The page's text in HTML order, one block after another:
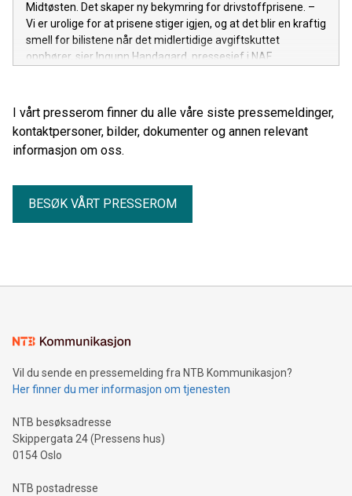
Midtøsten. Det skaper ny bekymring for drivstoffprisene. –
Vi er urolige for at prisene stiger igjen, og at det blir en kraftig
smell for bilistene når det midlertidige avgiftskuttet
opphører, sier Ingunn Handagard, pressesjef i NAF.
I vårt presserom finner du alle våre siste pressemeldinger,
kontaktpersoner, bilder, dokumenter og annen relevant
informasjon om oss.
BESØK VÅRT PRESSEROM
Vil du sende en pressemelding fra NTB Kommunikasjon?
Her finner du mer informasjon om tjenesten
NTB besøksadresse
Skippergata 24 (Pressens hus)
0154 Oslo
NTB postadresse